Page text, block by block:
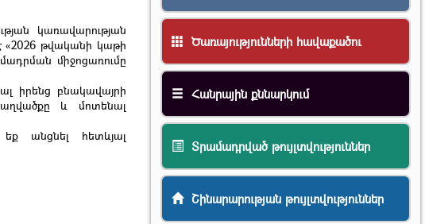
կառավարության
«2026 թվականի կաթի
միջոցառումը
իրենց բնակավայրի
և մոտենալ
անցնել հետևյալ
Ծառայությունների հավաքածու
Հանրային քննարկում
Տրամադրված թույլտվություններ
Շինարարության թույլտվություններ